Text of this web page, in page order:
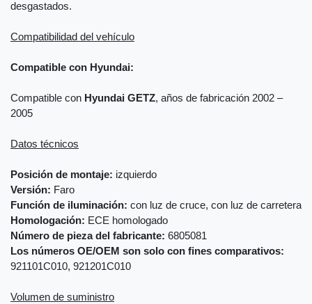
desgastados.
Compatibilidad del vehículo
Compatible con Hyundai:
Compatible con Hyundai GETZ, años de fabricación 2002 –
2005
Datos técnicos
Posición de montaje: izquierdo
Versión: Faro
Función de iluminación: con luz de cruce, con luz de carretera
Homologación: ECE homologado
Número de pieza del fabricante: 6805081
Los números OE/OEM son solo con fines comparativos:
921101C010, 921201C010
Volumen de suministro